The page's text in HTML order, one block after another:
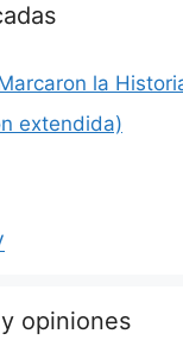
la
extendida)
opiniones